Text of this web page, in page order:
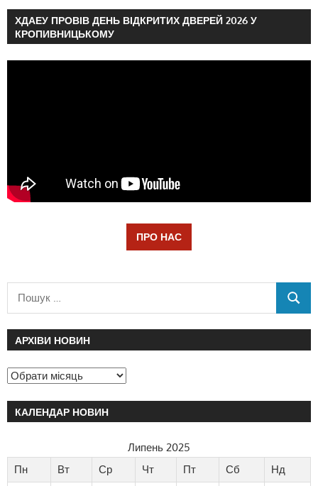
ХДАЕУ ПРОВІВ ДЕНЬ ВІДКРИТИХ ДВЕРЕЙ 2026 У
КРОПИВНИЦЬКОМУ
ПРО НАС
АРХІВИ НОВИН
КАЛЕНДАР НОВИН
Липень 2025
Пн
Вт Ср Чт Пт Сб
Нд